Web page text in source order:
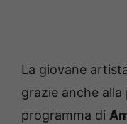
La giovane
grazie anche
programma di